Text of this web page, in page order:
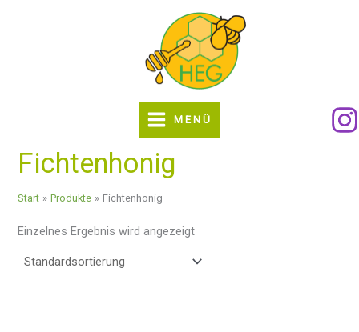
MENÜ
Fichtenhonig
Start Produkte Fichtenhonig
Einzelnes Ergebnis wird angezeigt